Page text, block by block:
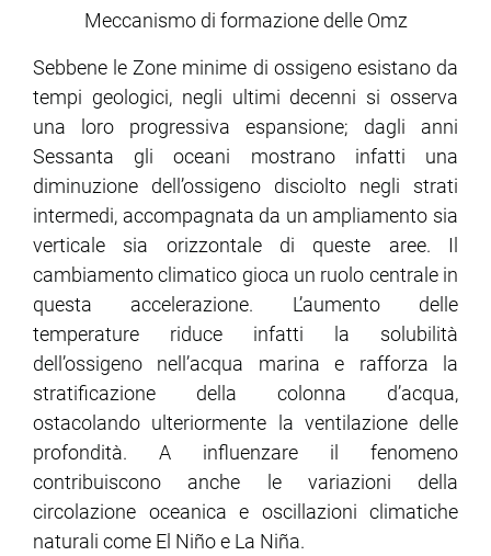
Meccanismo di formazione delle Omz
Sebbene le Zone minime di ossigeno esistano da
tempi geologici, negli ultimi decenni si osserva
una loro progressiva espansione; dagli anni
Sessanta gli oceani mostrano infatti una
diminuzione dell’ossigeno disciolto negli strati
intermedi, accompagnata da un ampliamento sia
verticale sia orizzontale di queste aree. Il
cambiamento climatico gioca un ruolo centrale in
questa accelerazione. L’aumento delle
temperature riduce infatti la solubilità
dell’ossigeno nell’acqua marina e rafforza la
stratificazione della colonna d’acqua,
ostacolando ulteriormente la ventilazione delle
profondità. A influenzare il fenomeno
contribuiscono anche le variazioni della
circolazione oceanica e oscillazioni climatiche
naturali come El Niño e La Niña.